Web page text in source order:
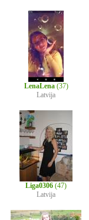
LenaLena(37)
Latvija
Liga0306 (47)
Latvija